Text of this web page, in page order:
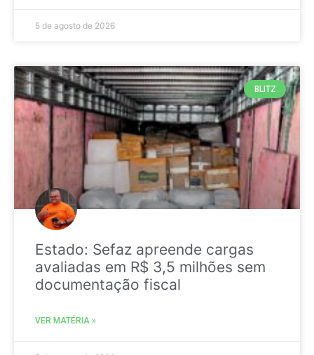
5 de agosto de 2026
BLITZ
Estado: Sefaz apreende cargas
avaliadas em R$ 3,5 milhões sem
documentação fiscal
VER MATÉRIA »